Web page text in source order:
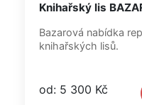
Knihařský lis
Bazarová nabídka
knihařských lisů.
od: 5 300 Kč